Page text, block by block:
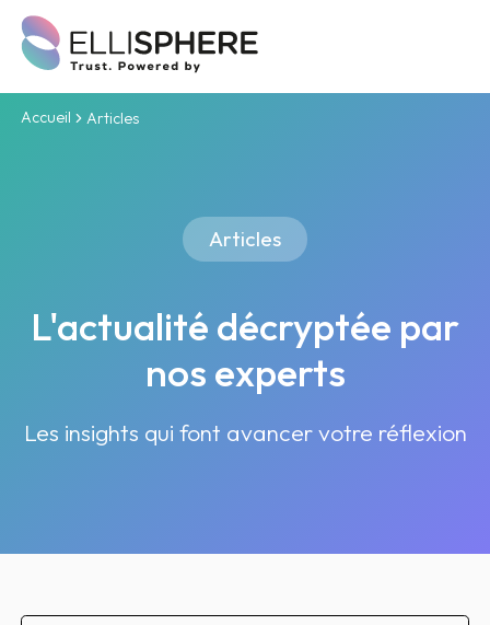
Accueil Articles
Articles
L'actualité décryptée par
nos experts
Les insights qui font avancer votre réflexion